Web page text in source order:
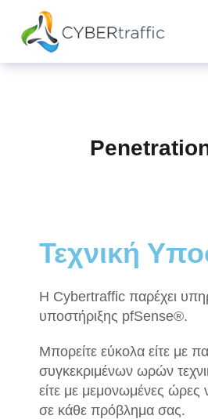
Τεχνική
Η Cybertraffic παρέχει
υποστήριξης pfSense®.
Μπορείτε εύκολα είτε με
συγκεκριμένων ωρών
είτε με μεμονωμένες ώρες
σε κάθε πρόβλημα σας.